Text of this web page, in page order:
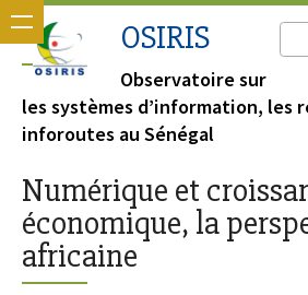
OSIRIS
Observatoire sur
les systèmes d’information, les
inforoutes au Sénégal
Numérique et
économique, la
africaine